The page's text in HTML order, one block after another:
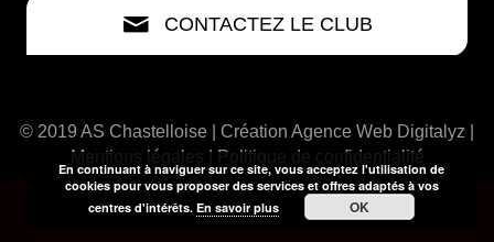
CONTACTEZ LE CLUB
© 2019 AS Chastelloise | Création Agence Web Digitalyz
Mentions légales
| Politique de confidentialité
En continuant à naviguer sur ce site, vous acceptez l'utilisation de
cookies pour vous proposer des services et offres adaptés à vos
centres d'intérêts.En savoir plus OK